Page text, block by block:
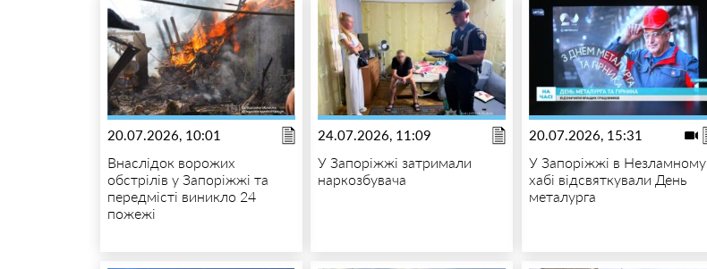
20.07.2026, 10:01
Внаслідок ворожих
обстрілів у Запоріжжі та
передмісті виникло 24
пожежі
24.07.2026, 11:09
У Запоріжжі затримали
наркозбувача
20.07.2026, 15:31
У Запоріжжі в Незламному
хабі відсвяткували День
металурга